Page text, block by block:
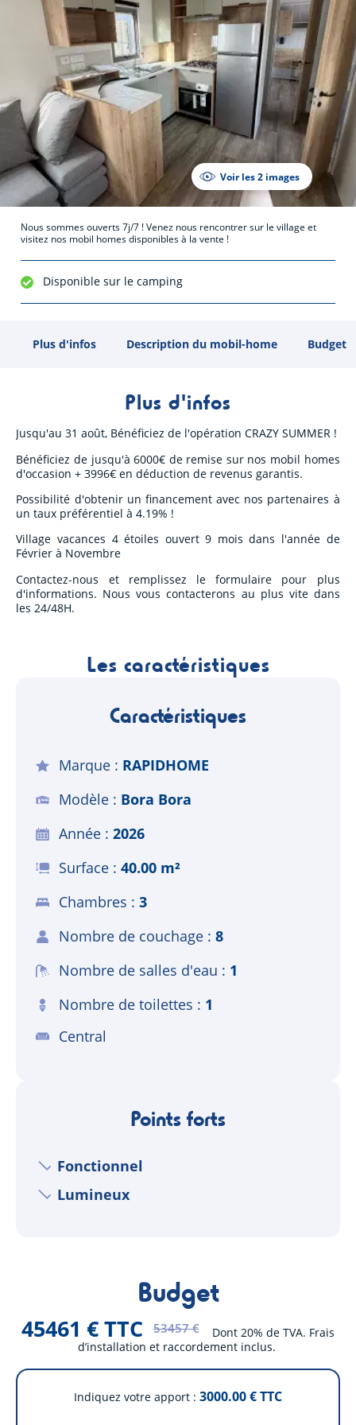
Voir les 2 images
Nous sommes ouverts 7j/7 ! Venez nous rencontrer sur le village et
visitez nos mobil homes disponibles à la vente !
Disponible sur le camping
Plus d'infos Description du mobil-home Budget
Plus d'infos
Jusqu'au 31 août, Bénéficiez de l'opération CRAZY SUMMER !
Bénéficiez de jusqu'à 6000€ de remise sur nos mobil homes
d'occasion + 3996€ en déduction de revenus garantis.
Possibilité d'obtenir un financement avec nos partenaires à
un taux préférentiel à 4.19% !
Village vacances 4 étoiles ouvert 9 mois dans l'année de
Février à Novembre
Contactez-nous et remplissez le formulaire pour plus
d'informations. Nous vous contacterons au plus vite dans
les 24/48H.
Les caractéristiques
Caractéristiques
Marque
RAPIDHOME
Modèle
Bora Bora
Année
2026
Surface
40.00 m²
Chambres
3
Nombre de couchage
8
Nombre de salles d'eau
1
Nombre de toilettes
1
Central
Points forts
Fonctionnel
Lumineux
Budget
45461 € TTC 53457 €
Dont 20% de TVA. Frais
d’installation et raccordement inclus.
Indiquez votre apport 3000.00€ TTC